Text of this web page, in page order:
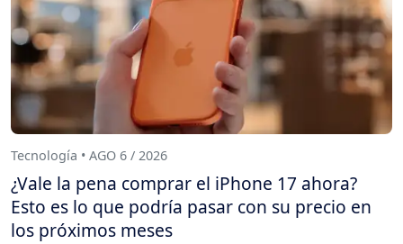
Tecnología • AGO 6 / 2026
¿Vale la pena comprar el iPhone 17 ahora?
Esto es lo que podría pasar con su precio en
los próximos meses